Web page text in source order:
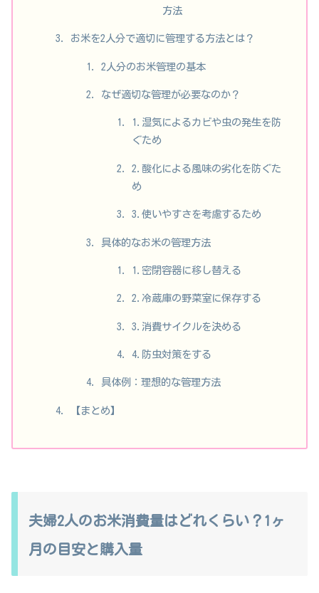
方法
お米を2人分で適切に管理する方法とは？
2人分のお米管理の基本
なぜ適切な管理が必要なのか？
1.湿気によるカビや虫の発生を防
ぐため
2.酸化による風味の劣化を防ぐた
め
3.使いやすさを考慮するため
具体的なお米の管理方法
1.密閉容器に移し替える
2.冷蔵庫の野菜室に保存する
3.消費サイクルを決める
4.防虫対策をする
具体例：理想的な管理方法
【まとめ】
夫婦2人のお米消費量はどれくらい？1ヶ
月の目安と購入量